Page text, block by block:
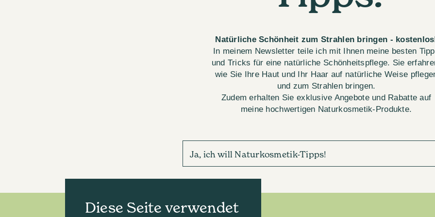
Natürliche Schönheit zum Strahlen bringen -
In meinem Newsletter teile ich mit Ihnen meine besten
und Tricks für eine natürliche Schönheitspflege. Sie
wie Sie Ihre Haut und Ihr Haar auf natürliche Weise
und zum Strahlen bringen.
Zudem erhalten Sie exklusive Angebote und Rabatte auf
meine hochwertigen Naturkosmetik-Produkte.
Ja, ich will Naturkosmetik-Tipps!
Diese Seite verwendet